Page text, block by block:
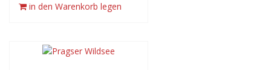
in den Warenkorb legen